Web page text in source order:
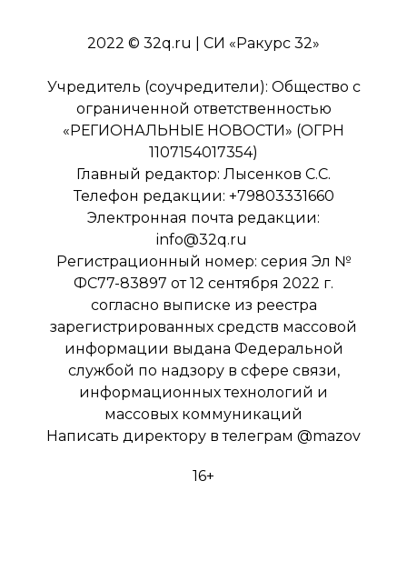
2022 © 32q.ru | СИ «Ракурс 32»
Учредитель (соучредители): Общество с
ограниченной ответственностью
«РЕГИОНАЛЬНЫЕ НОВОСТИ» (ОГРН
1107154017354)
Главный редактор: Лысенков С.С.
Телефон редакции: +79803331660
Электронная почта редакции:
info@32q.ru
Регистрационный номер: серия Эл №
ФС77-83897 от 12 сентября 2022 г.
согласно выписке из реестра
зарегистрированных средств массовой
информации выдана Федеральной
службой по надзору в сфере связи,
информационных технологий и
массовых коммуникаций
Написать директору в телеграм @mazov
16+